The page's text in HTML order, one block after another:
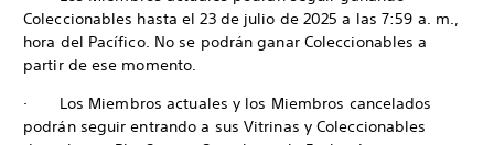
Coleccionables hasta el 23 de julio de 2025 a las 7:59 a. m.,
hora del Pacífico. No se podrán ganar Coleccionables a
partir de ese momento.
· Los Miembros actuales y los Miembros cancelados
podrán seguir entrando a sus Vitrinas y Coleccionables